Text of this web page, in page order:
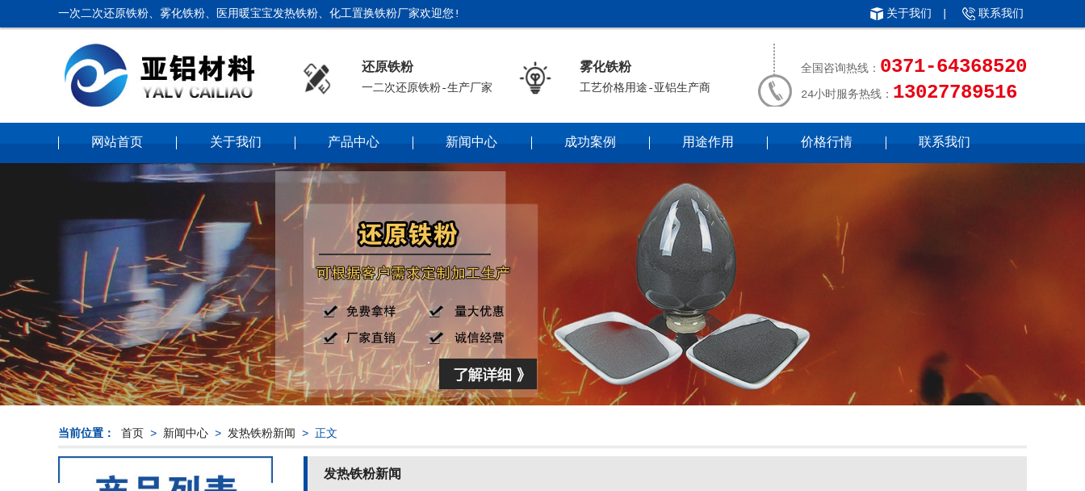
一次二次还原铁粉、雾化铁粉、医用暖宝宝发热铁粉、化工置换铁粉厂家欢迎您! 关于我们 联系我们
还原铁粉
一二次还原铁粉-生产厂家
雾化铁粉
工艺价格用途-亚铝生产商
全国咨询热线： 0371-64368520
24小时服务热线： 13027789516
网站首页 关于我们 产品中心 新闻中心 成功案例 用途作用 价格行情 联系我们
当前位置： 首页 > 新闻中心 > 发热铁粉新闻 > 正文
发热铁粉新闻